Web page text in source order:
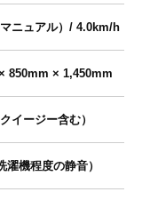
ニュアル）/ 4.0km/h（
850mm × 1,450mm
イージー含む）
濯機程度の静音）